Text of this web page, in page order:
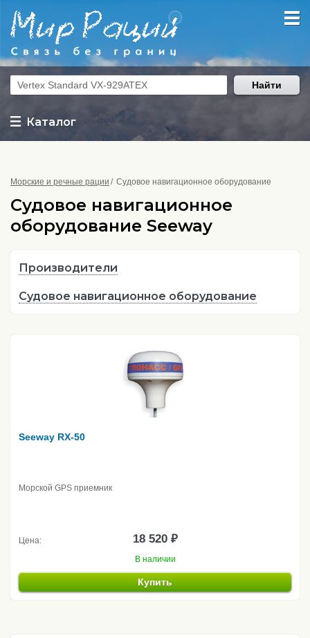
Каталог
Найти
Морские и речные рации Судовое навигационное оборудование
Судовое навигационное
оборудование Seeway
Производители
Судовое навигационное оборудование
Seeway RX-50
Морской GPS приемник
Цена: 18 520 ₽
В наличии
Купить